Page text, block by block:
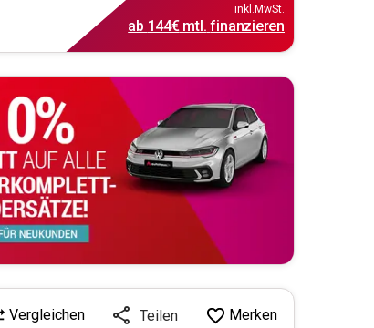
inkl.MwSt.
ab 144€mtl. finanzieren
Vergleichen Teilen Merken